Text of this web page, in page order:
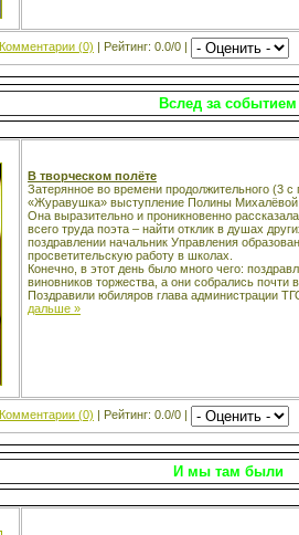
Комментарии (0) | Рейтинг: 0.0/0 |
Вслед за событием
В творческом полёте
Затерянное во времени продолжительного (3
«Журавушка» выступление Полины Михалёвой
Она выразительно и проникновенно
всего труда поэта – найти отклик в душах
поздравлении начальник Управления
просветительскую работу в школах.
Конечно, в этот день было много чего:
виновников торжества, а они собрались
Поздравили юбиляров глава администрации
дальше »
Комментарии (0) | Рейтинг: 0.0/0 |
И мы там были